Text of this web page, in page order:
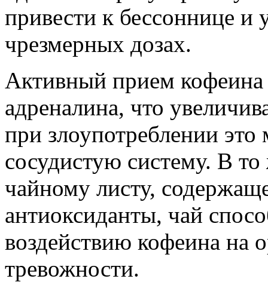
привести к бессоннице
чрезмерных дозах.
Активный прием кофеина
адреналина, что
при злоупотреблении это
сосудистую систему. В
чайному листу,
антиоксиданты, чай
воздействию кофеина на
тревожности.